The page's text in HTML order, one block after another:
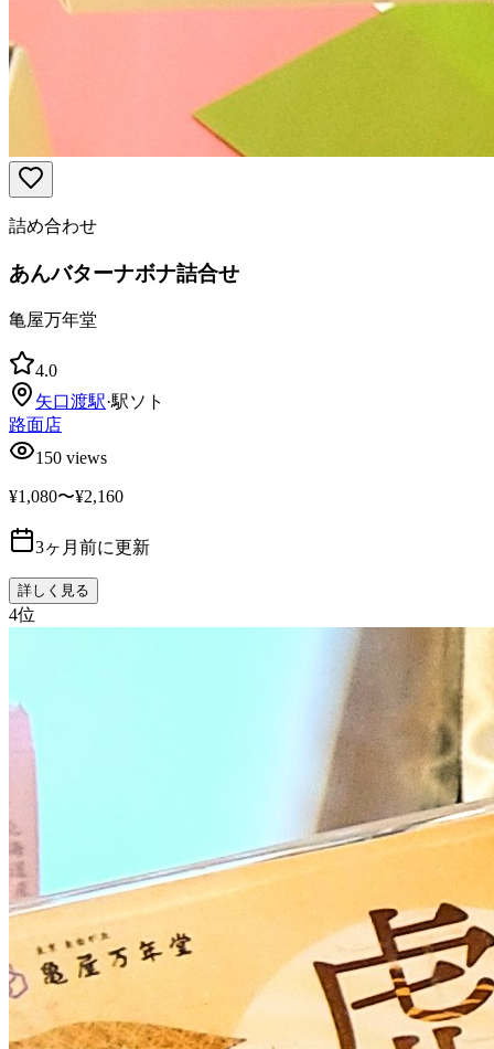
詰め合わせ
あんバターナボナ詰合せ
亀屋万年堂
4.0
矢口渡駅·駅ソト
路面店
150 views
¥1,080〜¥2,160
3ヶ月前に更新
詳しく見る
4位